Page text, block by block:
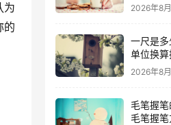
为
的
2026年8
一尺是
单位换
2026年8
毛笔握
毛笔握